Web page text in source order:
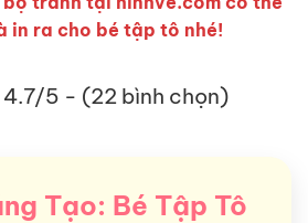
in ra cho bé tập tô nhé!
4.7/5 - (22 bình chọn)
Tạo: Bé Tập Tô